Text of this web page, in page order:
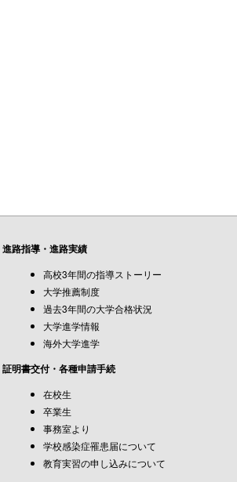
進路指導・進路実績
高校3年間の指導ストーリー
大学推薦制度
過去3年間の大学合格状況
大学進学情報
海外大学進学
証明書交付・各種申請手続
在校生
卒業生
事務室より
学校感染症罹患届について
教育実習の申し込みについて